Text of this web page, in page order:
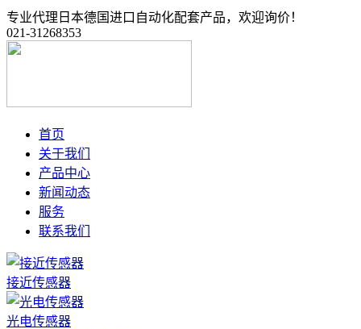
专业代理日本德国进口自动化配套产品，欢迎询价！
021-31268353
首页
关于我们
产品中心
新闻动态
服务
联系我们
接近传感器
光电传感器